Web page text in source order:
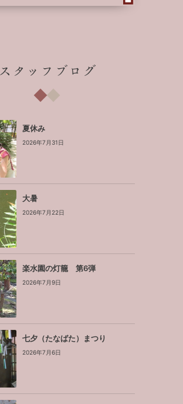
スタッフブログ
夏休み
2026年7月31日
大暑
2026年7月22日
楽水園の灯籠 第6弾
2026年7月9日
七夕（たなばた）まつり
2026年7月6日